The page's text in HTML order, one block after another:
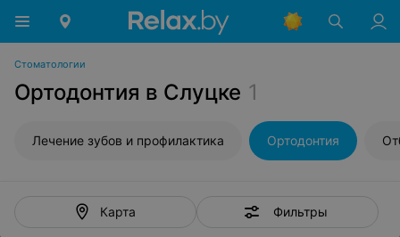
Стоматологии
Ортодонтия в Слуцке 1
Лечение зубов и профилактика Ортодонтия
Карта Фильтры